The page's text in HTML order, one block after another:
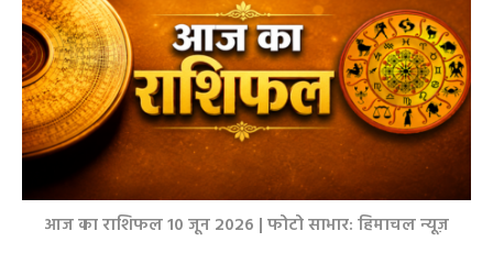
आज का राशिफल 10 जून 2026 | फोटो साभार: हिमाचल न्यूज़